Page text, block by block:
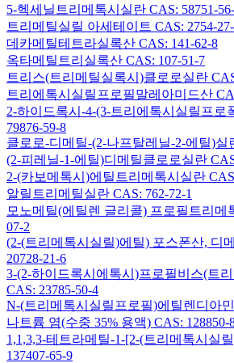
5-헥세닐트리메톡시실란 CAS: 58751-
트리메틸실릴 아세테이트 CAS: 2754-
데카메틸테트라실록산 CAS: 141-62-8
옥타메틸트리실록산 CAS: 107-51-7
트리스(트리메틸실록시)클로로실란
트리에톡시실릴프로필말레아미드산
2-하이드록시-4-(3-트리에톡시실릴프로
79876-59-8
클로로-디메틸-(2-나프탈레닐-2-에틸)실
(2-피레닐-1-에틸)디메틸클로로실란
2-(카보메톡시)에틸트리메톡시실란
알릴트리메틸실란 CAS: 762-72-1
모노메틸(에틸렌 글리콜) 프로필트리메
07-2
(2-(트리메톡시실릴)에틸) 포스폰산, 디
20728-21-6
3-(2-하이드록시에톡시)프로필비스(트
CAS: 23785-50-4
N-(트리메톡시실릴프로필)에틸렌디아
나트륨 염(수중 35% 용액) CAS: 128850-
1,1,3,3-테트라메틸-1-[2-(트리메톡시실
137407-65-9